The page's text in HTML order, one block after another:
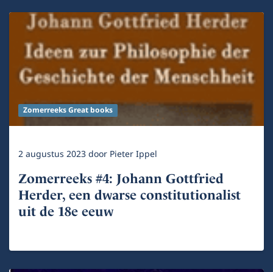
Zomerreeks Great books
2 augustus 2023door Pieter Ippel
Zomerreeks #4: Johann Gottfried
Herder, een dwarse constitutionalist
uit de 18e eeuw